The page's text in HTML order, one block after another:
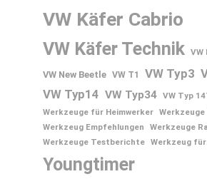
VW Käfer Cabrio
VW Käfer Technik
VW New Beetle VW T1 VW Typ3
VW Typ14 VW Typ34 VW Typ
Werkzeuge für Heimwerker
Werkzeug Empfehlungen
Werkzeuge
Werkzeuge Testberichte Werkzeug
Youngtimer